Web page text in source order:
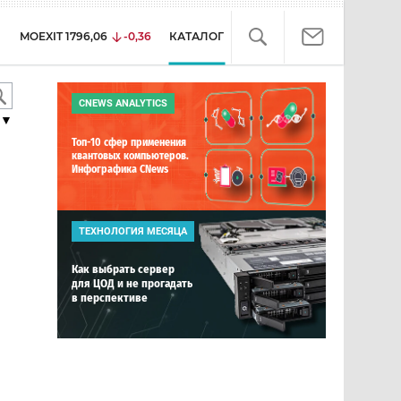
MOEXIT 1796,06 -0,36 КАТАЛОГ
CNEWS ANALYTICS
Топ-10 сфер применения
квантовых компьютеров.
Инфографика CNews
ТЕХНОЛОГИЯ МЕСЯЦА
Как выбрать сервер
для ЦОД и не прогадать
в перспективе